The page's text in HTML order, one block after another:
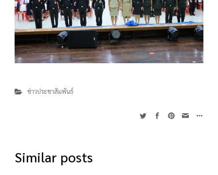
ข่าวประชาสัมพันธ์
Similar posts